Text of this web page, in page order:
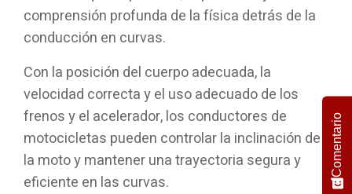
comprensión profunda de la física detrás de la
conducción en curvas.
Con la posición del cuerpo adecuada, la
velocidad correcta y el uso adecuado de los
frenos y el acelerador, los conductores de
motocicletas pueden controlar la inclinación de
la moto y mantener una trayectoria segura y
eficiente en las curvas.
Comentario